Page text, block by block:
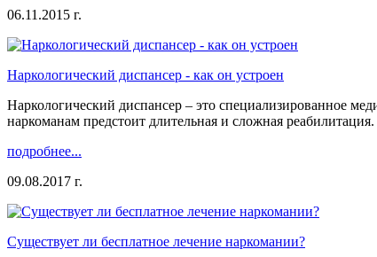
06.11.2015 г.
Наркологический диспансер - как он устроен
Наркологический диспансер – это специализированное
наркоманам предстоит длительная и сложная
подробнее...
09.08.2017 г.
Существует ли бесплатное лечение наркомании?